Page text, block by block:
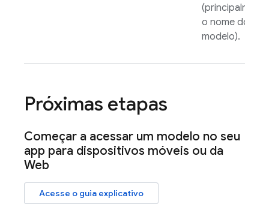
(principalmente
o nome do
modelo).
Próximas etapas
Começar a acessar um modelo no seu
app para dispositivos móveis ou da
Web
Acesse o guia explicativo